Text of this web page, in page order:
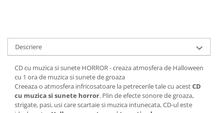
MACHETE NAVE MILITARE –
Miniaturi Navale de Colectie
de Raliu la Diverse Scari
MACHETE VEHICULE INTERVENTIE
MINI DIORAME
DAY
BALOANE AIRWALKERS
BALOANE MODELE DEOSEBITE
BALOANE MUZICALE
BALOANE SUPERSHAPE SI JUMBO
DECORATIUNI CRACIUN SI ANUL
NOU
Descriere
CD cu muzica si sunete HORROR - creaza atmosfera de Halloween
cu 1 ora de muzica si sunete de groaza
Creeaza o atmosfera infricosatoare la petrecerile tale cu acestCD
cu muzica si sunete horror. Plin de efecte sonore de groaza,
strigate, pasi, usi care scartaie si muzica intunecata, CD-ul este